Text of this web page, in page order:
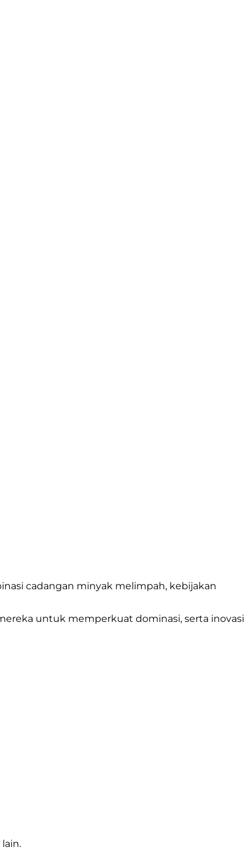
cadangan minyak melimpah, kebijakan
untuk memperkuat dominasi, serta inovasi